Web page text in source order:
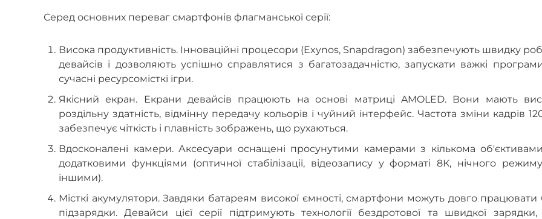
Серед основних переваг смартфонів флагманської серії:
Висока продуктивність. Інноваційні процесори (Exynos, Snapdragon) забезпечують швидку
девайсів і дозволяють успішно справлятися з багатозадачністю, запускати важкі
сучасні ресурсомісткі ігри.
Якісний екран. Екрани девайсів працюють на основі матриці AMOLED. Вони мають
роздільну здатність, відмінну передачу кольорів і чуйний інтерфейс. Частота зміни кадрів
забезпечує чіткість і плавність зображень, що рухаються.
Вдосконалені камери. Аксесуари оснащені просунутими камерами з кількома
додатковими функціями (оптичної стабілізації, відеозапису у форматі 8К, нічного
іншими).
Місткі акумулятори. Завдяки батареям високої ємності, смартфони можуть довго працювати
підзарядки. Девайси цієї серії підтримують технології бездротової та швидкої